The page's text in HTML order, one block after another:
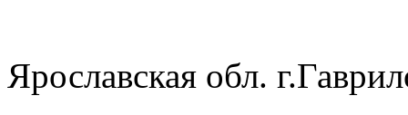
Ярославская обл.